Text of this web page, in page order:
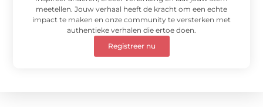
meetellen. Jouw verhaal heeft de kracht om een echte
impact te maken en onze community te versterken met
authentieke verhalen die ertoe doen.
Registreer nu